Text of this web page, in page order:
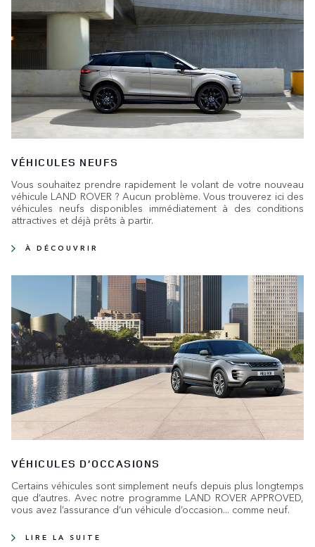
VÉHICULES NEUFS
Vous souhaitez prendre rapidement le volant de votre nouveau
véhicule LAND ROVER ? Aucun problème. Vous trouverez ici des
véhicules neufs disponibles immédiatement à des conditions
attractives et déjà prêts à partir.
À DÉCOUVRIR
VÉHICULES D’OCCASIONS
Certains véhicules sont simplement neufs depuis plus longtemps
que d’autres. Avec notre programme LAND ROVER APPROVED,
vous avez l’assurance d’un véhicule d’occasion... comme neuf.
LIRE LA SUITE